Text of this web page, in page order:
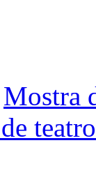
Mostra